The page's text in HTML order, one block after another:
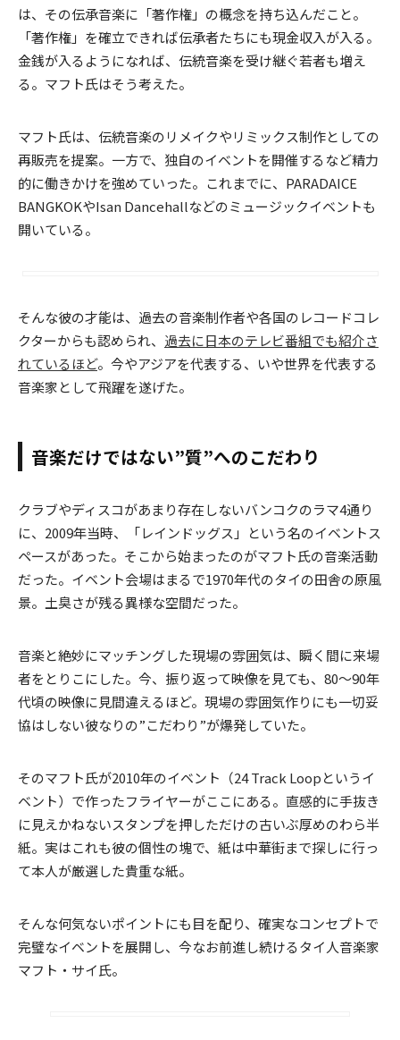
は、その伝承音楽に「著作権」の概念を持ち込んだこと。
「著作権」を確立できれば伝承者たちにも現金収入が入る。
金銭が入るようになれば、伝統音楽を受け継ぐ若者も増え
る。マフト氏はそう考えた。
マフト氏は、伝統音楽のリメイクやリミックス制作としての
再販売を提案。一方で、独自のイベントを開催するなど精力
的に働きかけを強めていった。これまでに、PARADAICE
BANGKOKやIsan Dancehallなどのミュージックイベントも
開いている。
そんな彼の才能は、過去の音楽制作者や各国のレコードコレ
クターからも認められ、 過去に日本のテレビ番組でも紹介さ
れているほど。今やアジアを代表する、いや世界を代表する
音楽家として飛躍を遂げた。
音楽だけではない”質”へのこだわり
クラブやディスコがあまり存在しないバンコクのラマ4通り
に、2009年当時、「レインドッグス」という名のイベントス
ペースがあった。そこから始まったのがマフト氏の音楽活動
だった。イベント会場はまるで1970年代のタイの田舎の原風
景。土臭さが残る異様な空間だった。
音楽と絶妙にマッチングした現場の雰囲気は、瞬く間に来場
者をとりこにした。今、振り返って映像を見ても、80〜90年
代頃の映像に見間違えるほど。現場の雰囲気作りにも一切妥
協はしない彼なりの”こだわり”が爆発していた。
そのマフト氏が2010年のイベント（24 Track Loopというイ
ベント）で作ったフライヤーがここにある。直感的に手抜き
に見えかねないスタンプを押しただけの古いぶ厚めのわら半
紙。実はこれも彼の個性の塊で、紙は中華街まで探しに行っ
て本人が厳選した貴重な紙。
そんな何気ないポイントにも目を配り、確実なコンセプトで
完璧なイベントを展開し、今なお前進し続けるタイ人音楽家
マフト・サイ氏。